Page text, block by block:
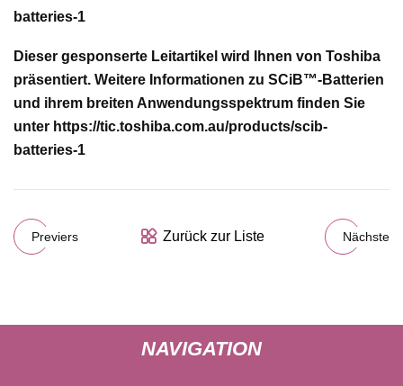
batteries-1
Dieser gesponserte Leitartikel wird Ihnen von Toshiba
präsentiert. Weitere Informationen zu SCiB™-Batterien
und ihrem breiten Anwendungsspektrum finden Sie
unter https://tic.toshiba.com.au/products/scib-
batteries-1
Previers Zurück zur Liste Nächste
NAVIGATION